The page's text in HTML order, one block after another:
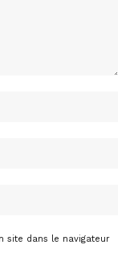
site dans le navigateur